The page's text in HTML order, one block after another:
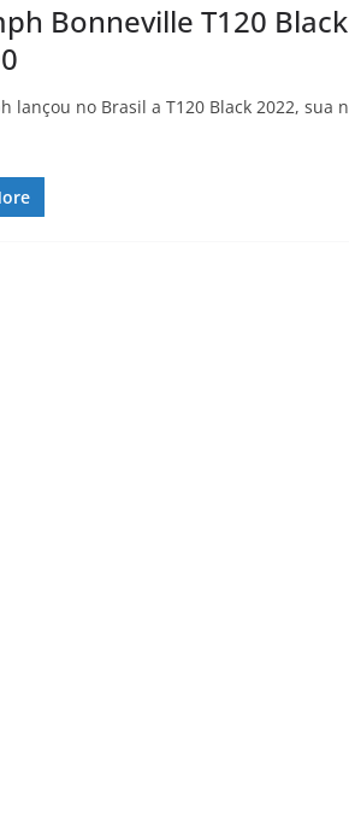
Bonneville T120
lançou no Brasil a T120 Black 2022,